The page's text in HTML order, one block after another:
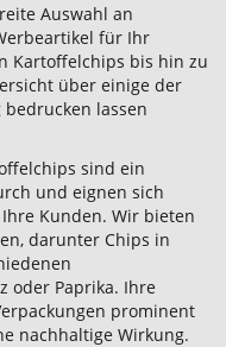
Auswahl an
für Ihr
Kartoffelchips bis hin zu
über einige der
bedrucken lassen
sind ein
und eignen sich
Kunden. Wir bieten
darunter Chips in
oder Paprika. Ihre
prominent
nachhaltige Wirkung.